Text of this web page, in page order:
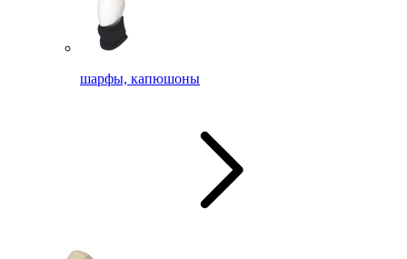
шарфы, капюшоны